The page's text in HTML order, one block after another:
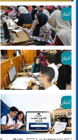
أخبار
أخبار
أخبار